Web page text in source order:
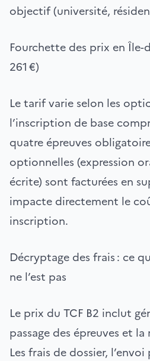
objectif (université,
Fourchette des prix en Île-
261 €)
Le tarif varie selon les
l’inscription de base
quatre épreuves
optionnelles (expression
écrite) sont facturées en
impacte directement le
inscription.
Décryptage des frais : ce
ne l’est pas
Le prix du TCF B2 inclut
passage des épreuves et
Les frais de dossier,